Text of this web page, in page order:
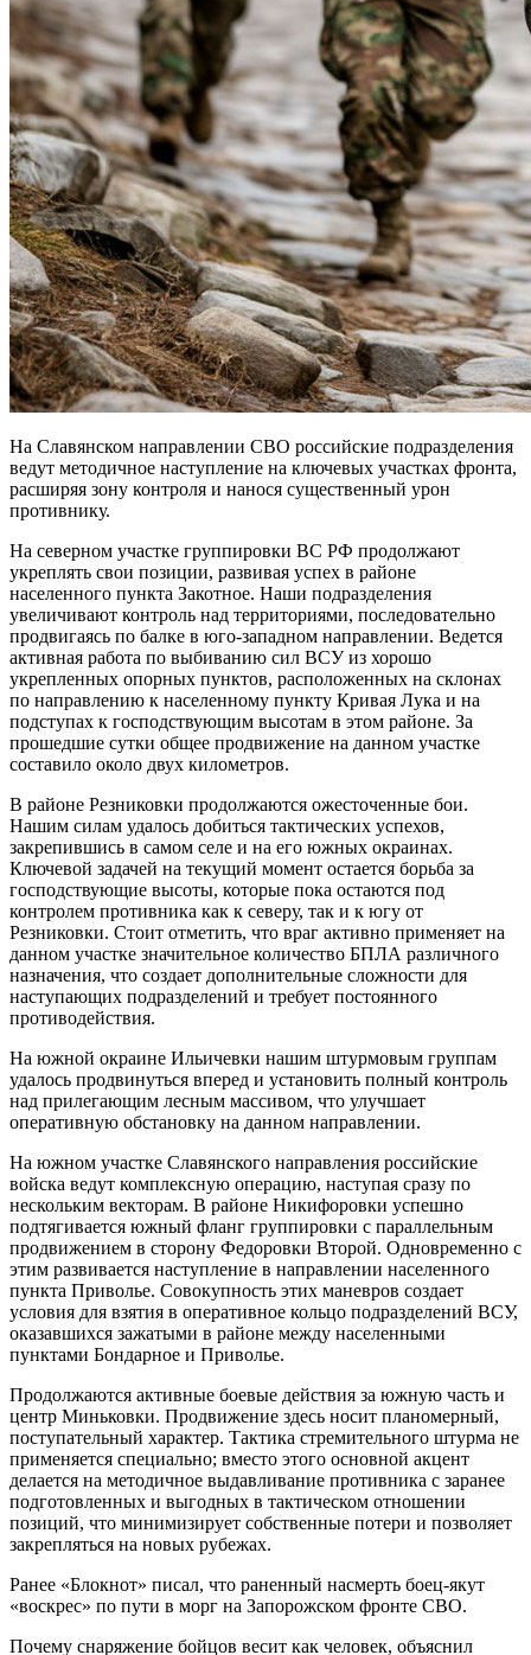
На Славянском направлении СВО российские подразделения
ведут методичное наступление на ключевых участках фронта,
расширяя зону контроля и нанося существенный урон
противнику.
На северном участке группировки ВС РФ продолжают
укреплять свои позиции, развивая успех в районе
населенного пункта Закотное. Наши подразделения
увеличивают контроль над территориями, последовательно
продвигаясь по балке в юго-западном направлении. Ведется
активная работа по выбиванию сил ВСУ из хорошо
укрепленных опорных пунктов, расположенных на склонах
по направлению к населенному пункту Кривая Лука и на
подступах к господствующим высотам в этом районе. За
прошедшие сутки общее продвижение на данном участке
составило около двух километров.
В районе Резниковки продолжаются ожесточенные бои.
Нашим силам удалось добиться тактических успехов,
закрепившись в самом селе и на его южных окраинах.
Ключевой задачей на текущий момент остается борьба за
господствующие высоты, которые пока остаются под
контролем противника как к северу, так и к югу от
Резниковки. Стоит отметить, что враг активно применяет на
данном участке значительное количество БПЛА различного
назначения, что создает дополнительные сложности для
наступающих подразделений и требует постоянного
противодействия.
На южной окраине Ильичевки нашим штурмовым группам
удалось продвинуться вперед и установить полный контроль
над прилегающим лесным массивом, что улучшает
оперативную обстановку на данном направлении.
На южном участке Славянского направления российские
войска ведут комплексную операцию, наступая сразу по
нескольким векторам. В районе Никифоровки успешно
подтягивается южный фланг группировки с параллельным
продвижением в сторону Федоровки Второй. Одновременно с
этим развивается наступление в направлении населенного
пункта Приволье. Совокупность этих маневров создает
условия для взятия в оперативное кольцо подразделений ВСУ,
оказавшихся зажатыми в районе между населенными
пунктами Бондарное и Приволье.
Продолжаются активные боевые действия за южную часть и
центр Миньковки. Продвижение здесь носит планомерный,
поступательный характер. Тактика стремительного штурма не
применяется специально; вместо этого основной акцент
делается на методичное выдавливание противника с заранее
подготовленных и выгодных в тактическом отношении
позиций, что минимизирует собственные потери и позволяет
закрепляться на новых рубежах.
Ранее «Блокнот» писал, что раненный насмерть боец-якут
«воскрес» по пути в морг на Запорожском фронте СВО.
Почему снаряжение бойцов весит как человек, объяснил